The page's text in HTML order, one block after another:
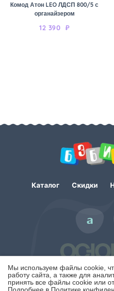
Мы используем файлы cookie,
работу сайта, а также для
принять все файлы cookie или
Комод Атон LEO ЛДСП 800/5 с
органайзером
12 390 ₽
Каталог Скидки